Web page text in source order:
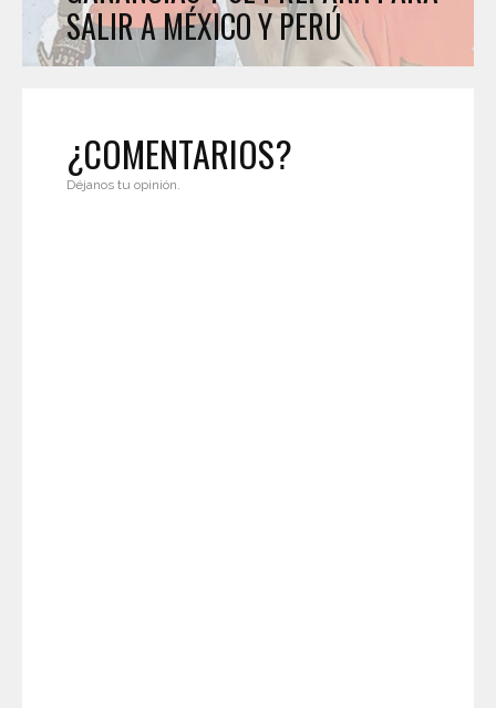
SALIR A MÉXICO Y PERÚ
¿COMENTARIOS?
Déjanos tu opinión.